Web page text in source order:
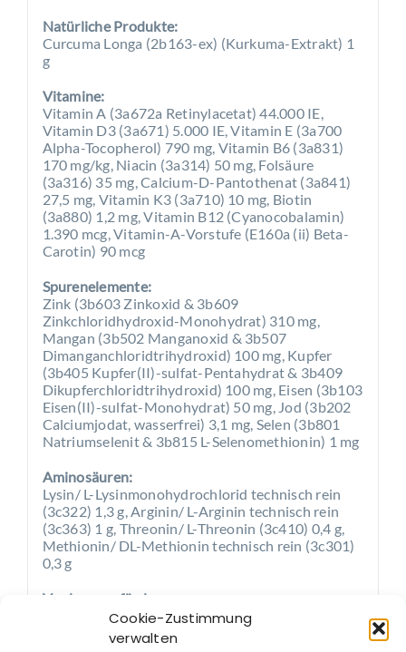
Cookie-Zustimmung
verwalten
Natürliche Produkte:
Curcuma Longa (2b163-ex) (Kurkuma-Extrakt) 1
g
Vitamine:
Vitamin A (3a672a Retinylacetat) 44.000 IE,
Vitamin D3 (3a671) 5.000 IE, Vitamin E (3a700
Alpha-Tocopherol) 790 mg, Vitamin B6 (3a831)
170 mg/kg, Niacin (3a314) 50 mg, Folsäure
(3a316) 35 mg, Calcium-D-Pantothenat (3a841)
27,5 mg, Vitamin K3 (3a710) 10 mg, Biotin
(3a880) 1,2 mg, Vitamin B12 (Cyanocobalamin)
1.390 mcg, Vitamin-A-Vorstufe (E160a (ii) Beta-
Carotin) 90 mcg
Spurenelemente:
Zink (3b603 Zinkoxid & 3b609
Zinkchloridhydroxid-Monohydrat) 310 mg,
Mangan (3b502 Manganoxid & 3b507
Dimanganchloridtrihydroxid) 100 mg, Kupfer
(3b405 Kupfer(II)-sulfat-Pentahydrat & 3b409
Dikupferchloridtrihydroxid) 100 mg, Eisen (3b103
Eisen(II)-sulfat-Monohydrat) 50 mg, Jod (3b202
Calciumjodat, wasserfrei) 3,1 mg, Selen (3b801
Natriumselenit & 3b815 L-Selenomethionin) 1 mg
Aminosäuren:
Lysin/ L-Lysinmonohydrochlorid technisch rein
(3c322) 1,3 g, Arginin/ L-Arginin technisch rein
(3c363) 1 g, Threonin/ L-Threonin (3c410) 0,4 g,
Methionin/ DL-Methionin technisch rein (3c301)
0,3 g
Verdauungsförderer:
3e10 KBE/kg (EG) 4b1702 Saccharomyces
cerevisiae CNCM I-4407 (Actisaf Sc47)